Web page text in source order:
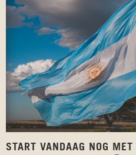
START VANDAAG NOG